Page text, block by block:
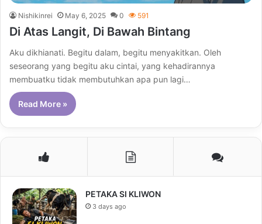
Nishikinrei May 6, 2025 0 591
Di Atas Langit, Di Bawah Bintang
Aku dikhianati. Begitu dalam, begitu menyakitkan. Oleh
seseorang yang begitu aku cintai, yang kehadirannya
membuatku tidak membutuhkan apa pun lagi…
Read More »
PETAKA SI KLIWON
3 days ago